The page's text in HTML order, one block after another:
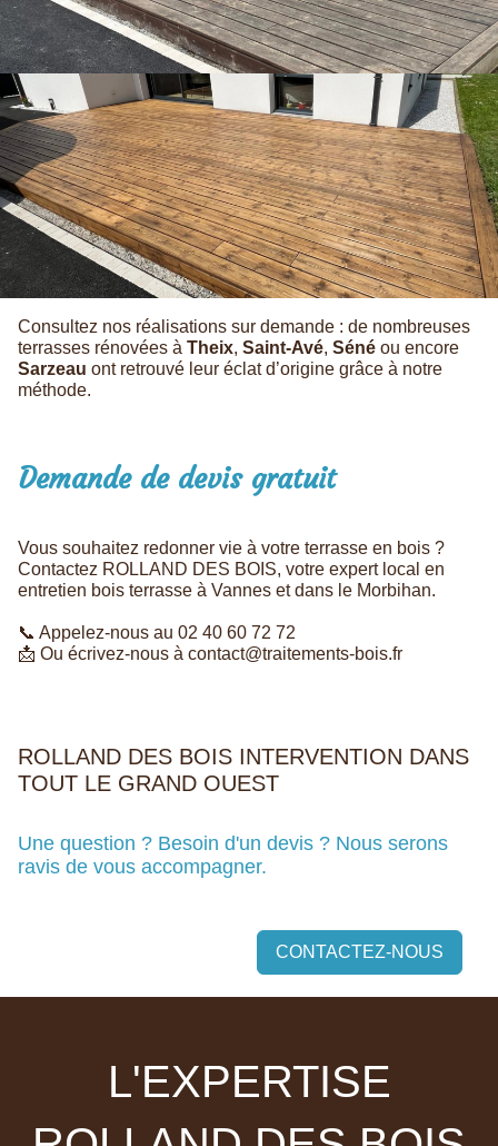
Consultez nos réalisations sur demande : de nombreuses
terrasses rénovées à Theix, Saint-Avé, Séné ou encore
Sarzeau ont retrouvé leur éclat d’origine grâce à notre
méthode.
Demande de devis gratuit
Vous souhaitez redonner vie à votre terrasse en bois ?
Contactez ROLLAND DES BOIS, votre expert local en
entretien bois terrasse à Vannes et dans le Morbihan.
📞 Appelez-nous au 02 40 60 72 72
📩 Ou écrivez-nous à contact@traitements-bois.fr
ROLLAND DES BOIS INTERVENTION DANS
TOUT LE GRAND OUEST
Une question ? Besoin d'un devis ? Nous serons
ravis de vous accompagner.
CONTACTEZ-NOUS
L'EXPERTISE